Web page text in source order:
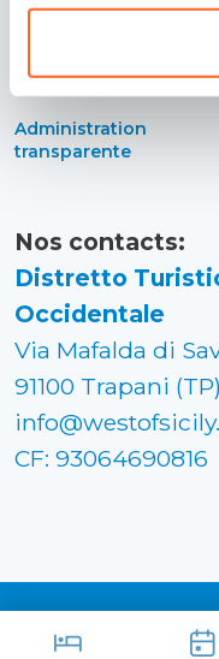
Déclaration
Bulletin
Administration
transparente
Nos contacts:
Distretto
Occidentale
Via Mafalda di
91100 Trapani (TP)
CF: 93064690816
Made in with